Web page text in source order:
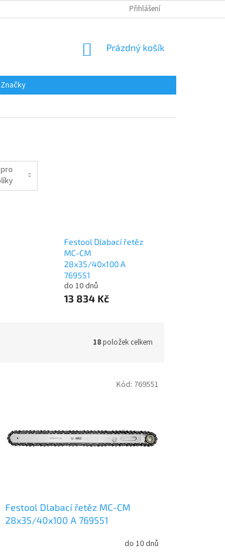
Přihlášení
NÁKUPNÍ
Prázdný košík
Značky
Festool Dlabací řetěz
MC-CM
28x35/40x100 A
769551
do 10 dnů
13 834 Kč
18položek celkem
Festool Dlabací řetěz MC-CM
28x35/40x100 A 769551
do 10 dnů
Kód: 769551